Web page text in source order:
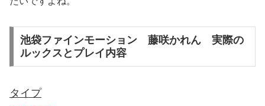
池袋ファインモーション 藤咲かれん 実際の
ルックスとプレイ内容
タイプ